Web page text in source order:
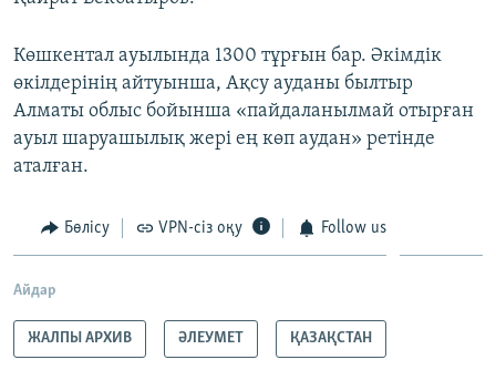
Көшкентал ауылында 1300 тұрғын бар. Әкімдік
өкілдерінің айтуынша, Ақсу ауданы былтыр
Алматы облыс бойынша «пайдаланылмай отырған
ауыл шаруашылық жері ең көп аудан» ретінде
аталған.
Бөлісу VPN-сіз оқу Follow us
Айдар
ЖАЛПЫ АРХИВ ӘЛЕУМЕТ ҚАЗАҚСТАН